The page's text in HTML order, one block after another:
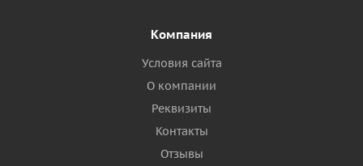
Компания
Условия сайта
О компании
Реквизиты
Контакты
Отзывы